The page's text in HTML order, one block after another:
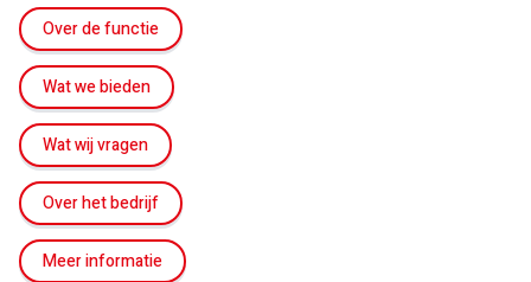
Over de functie
Wat we bieden
Wat wij vragen
Over het bedrijf
Meer informatie